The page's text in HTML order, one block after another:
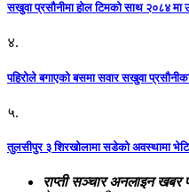
सखुवा प्रसौनीमा होल टिमको साथ २०८४ मा
४.
पहिराेले बगाएकाे बसमा सवार सखुवा
५.
तुलसीपुर ३ शिरखोलामा सडेको अवस्थामा
राप्ती सञ्चार अनलाइन खबर